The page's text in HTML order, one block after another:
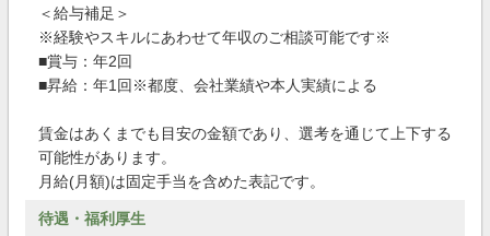
＜給与補足＞
※経験やスキルにあわせて年収のご相談可能です※
■賞与：年2回
■昇給：年1回※都度、会社業績や本人実績による
賃金はあくまでも目安の金額であり、選考を通じて上下する
可能性があります。
月給(月額)は固定手当を含めた表記です。
待遇・福利厚生